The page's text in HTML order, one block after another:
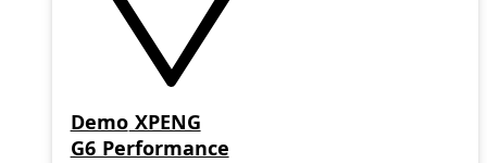
Demo XPENG
G6 Performance